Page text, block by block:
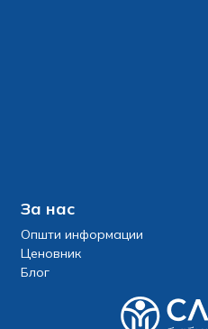
За нас
Општи информации
Ценовник
Блог